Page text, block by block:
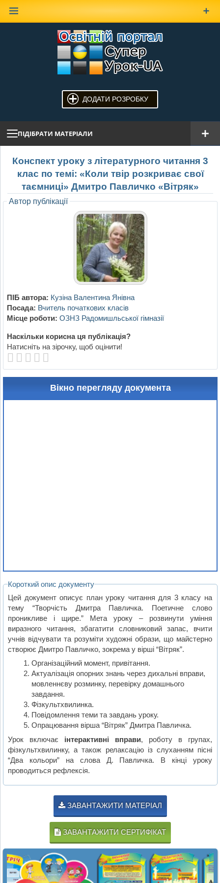
ДОДАТИ РОЗРОБКУ
ПІДІБРАТИ МАТЕРІАЛИ
Конспект уроку з літературного читання 3
клас по темі: «Коли твір розкриває свої
таємниці» Дмитро Павличко «Вітряк»
Автор публікації
ПІБ автора: Кузіна Валентина Янівна
Посада: Вчитель початкових класів
Місце роботи: ОЗНЗ Радомишльської гімназії
Наскільки корисна ця публікація?
Натисніть на зірочку, щоб оцінити!
Вікно перегляду документа
Короткий опис документу
Цей документ описує план уроку читання для 3 класу на
тему “Творчість Дмитра Павличка. Поетичне слово
проникливе і щире.” Мета уроку – розвинути уміння
виразного читання, збагатити словниковий запас, вчити
учнів відчувати та розуміти художні образи, що майстерно
створює Дмитро Павличко, зокрема у вірші “Вітряк”.
Організаційний момент, привітання.
Актуалізація опорних знань через дихальні вправи,
мовленнєву розминку, перевірку домашнього
завдання.
Фізкультхвилинка.
Повідомлення теми та завдань уроку.
Опрацювання вірша “Вітряк” Дмитра Павличка.
Урок включає інтерактивні вправи, роботу в групах,
фізкультхвилинку, а також релаксацію із слуханням пісні
“Два кольори” на слова Д. Павличка. В кінці уроку
проводиться рефлексія.
ЗАВАНТАЖИТИ МАТЕРІАЛ
ЗАВАНТАЖИТИ СЕРТИФІКАТ